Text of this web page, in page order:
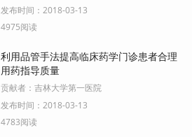
发布时间： 2018-03-13
4975阅读
利用品管手法提高临床药学门诊患者合理
用药指导质量
贡献者： 吉林大学第一医院
发布时间： 2018-03-13
4783阅读